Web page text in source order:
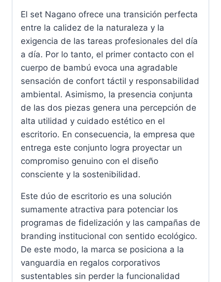
El set Nagano ofrece una transición perfecta
entre la calidez de la naturaleza y la
exigencia de las tareas profesionales del día
a día. Por lo tanto, el primer contacto con el
cuerpo de bambú evoca una agradable
sensación de confort táctil y responsabilidad
ambiental. Asimismo, la presencia conjunta
de las dos piezas genera una percepción de
alta utilidad y cuidado estético en el
escritorio. En consecuencia, la empresa que
entrega este conjunto logra proyectar un
compromiso genuino con el diseño
consciente y la sostenibilidad.
Este dúo de escritorio es una solución
sumamente atractiva para potenciar los
programas de fidelización y las campañas de
branding institucional con sentido ecológico.
De este modo, la marca se posiciona a la
vanguardia en regalos corporativos
sustentables sin perder la funcionalidad